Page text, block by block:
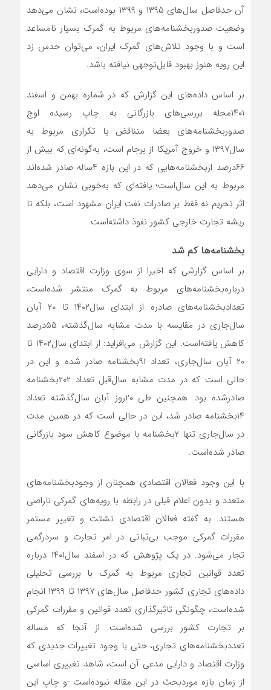
آن حدفاصل سال‌های ۱۳۹۵ و ۱۳۹۹ بوده‌است، نشان می‌دهد
وضعیت صدور‌بخشنامه‌‌‌‌‌های مربوط به گمرک بسیار نامساعد
است و با وجود تلاش‌های گمرک ایران، می‌توان حدس زد
این رویه هنوز بهبود قابل‌توجهی نیافته باشد.
بر اساس داده‌های این گزارش که در شماره بهمن و اسفند
۱۴۰۱مجله بررسی‌های بازرگانی به چاپ رسیده اوج
صدور‌بخشنامه‌‌‌‌‌های بعضا متناقض یا تکراری مربوط به
سال‌۱۳۹۷ و خروج آمریکا از برجام است، به‌گونه‌ای که بیش از
۶۶‌درصد از‌بخشنامه‌‌‌‌‌هایی که در این بازه ۴‌ساله صادر شده‌اند
مربوط به این سال‌است؛ یافته‌‌‌‌‌ای که به‌خوبی نشان می‌دهد
اثر تحریم نه فقط بر صادرات نفت ایران مشهود است، بلکه تا
ریشه تجارت خارجی کشور نفوذ داشته‌است.
بخشنامه‌‌‌‌‌ها کم شد
بر اساس گزارشی که اخیرا از سوی وزارت اقتصاد و دارایی
درباره‌بخشنامه‌‌‌‌‌های مربوط به گمرک منتشر شده‌است،
تعداد‌بخشنامه‌‌‌‌‌های صادره از ابتدای سال‌۱۴۰۲ تا ۲۰ آبان
سال‌جاری در مقایسه با مدت مشابه سال‌گذشته، ۵۵‌درصد
کاهش یافته‌است. این گزارش می‌افزاید: از ابتدای سال‌۱۴۰۲ تا
۲۰ آبان سال‌جاری، تعداد ۹۱بخشنامه صادر شده‌ و این در
حالی است که در مدت مشابه سال‌قبل تعداد ۲۰۲‌بخشنامه
صادرشده بود. همچنین طی ۲۰روز آبان سال‌گذشته تعداد
۱۴بخشنامه صادر شد، این در حالی است که در همین مدت
در سال‌جاری تنها ۲‌بخشنامه با موضوع کاهش سود بازرگانی
صادر شده‌است.
با این وجود فعالان اقتصادی همچنان از وجود‌بخشنامه‌‌‌‌‌های
متعدد و بدون اعلام قبلی در رابطه با رویه‌‌‌‌‌های گمرکی ناراضی
هستند. به گفته فعالان اقتصادی تشتت و تغییر مستمر
مقررات گمرکی موجب بی‌‌‌‌‌ثباتی در امر تجارت و سردرگمی
تجار می‌شود. در یک پژوهش که در اسفند سال‌۱۴۰۱ درباره
تعدد قوانین تجاری مربوط به گمرک با بررسی تحلیلی
داده‌های تجاری کشور حدفاصل سال‌های ۱۳۹۷ تا ۱۳۹۹ انجام
شده‌است، چگونگی تاثیرگذاری تعدد قوانین و مقررات گمرکی
بر تجارت کشور بررسی شده‌است. از آنجا که مساله
تعدد‌بخشنامه‌‌‌‌‌های تجاری، حتی با وجود تغییرات جدیدی که
وزارت اقتصاد و دارایی مدعی آن است، شاهد تغییری اساسی
از زمان بازه موردبحث در این مقاله نبوده‌است -و چاپ این